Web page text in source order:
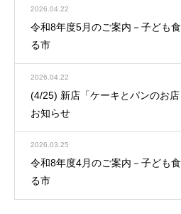
2026.04.22
令和8年度5月のご案内－子ども
る市
2026.04.22
(4/25) 新店「ケーキとパンのお
お知らせ
2026.03.25
令和8年度4月のご案内－子ども
る市